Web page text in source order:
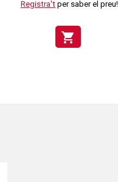
Registra't per saber el preu!
shopping_cart